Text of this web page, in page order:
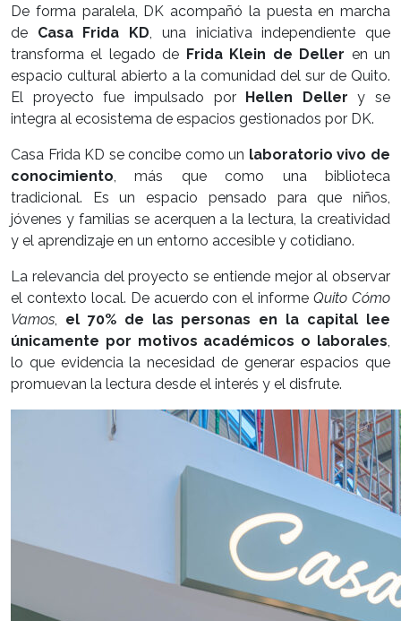
De forma paralela, DK acompañó la puesta en marcha
de Casa Frida KD, una iniciativa independiente que
transforma el legado de Frida Klein de Deller en un
espacio cultural abierto a la comunidad del sur de Quito.
El proyecto fue impulsado por Hellen Deller y se
integra al ecosistema de espacios gestionados por DK.
Casa Frida KD se concibe como un laboratorio vivo de
conocimiento, más que como una biblioteca
tradicional. Es un espacio pensado para que niños,
jóvenes y familias se acerquen a la lectura, la creatividad
y el aprendizaje en un entorno accesible y cotidiano.
La relevancia del proyecto se entiende mejor al observar
el contexto local. De acuerdo con el informeQuito Cómo
Vamos, el 70% de las personas en la capital lee
únicamente por motivos académicos o laborales,
lo que evidencia la necesidad de generar espacios que
promuevan la lectura desde el interés y el disfrute.